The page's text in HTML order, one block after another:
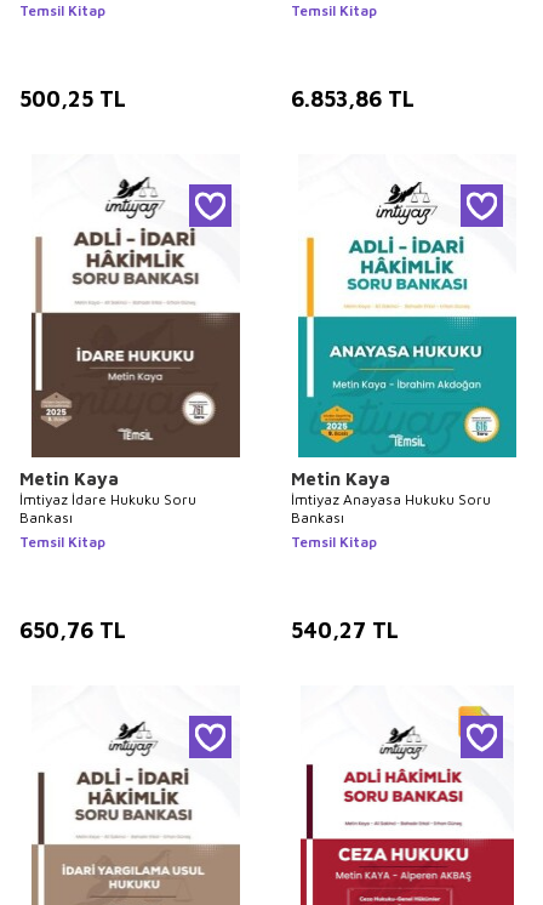
Temsil Kitap
500,25 TL
Temsil Kitap
6.853,86 TL
Metin Kaya
İmtiyaz İdare Hukuku Soru
Bankası
Temsil Kitap
650,76 TL
Metin Kaya
İmtiyaz Anayasa Hukuku Soru
Bankası
Temsil Kitap
540,27 TL